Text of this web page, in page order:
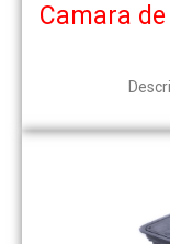
Camara